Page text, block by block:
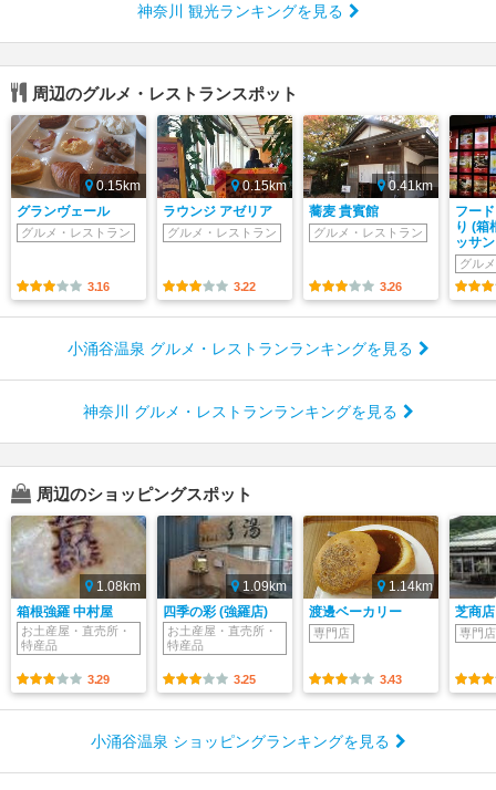
神奈川 観光ランキングを見る
周辺のグルメ・レストランスポット
0.15km
グランヴェール
グルメ・レストラン
3.16
0.15km
ラウンジ アゼリア
グルメ・レストラン
3.22
0.41km
蕎麦 貴賓館
グルメ・レストラン
3.26
フー
り (箱
ッサ
グル
小涌谷温泉 グルメ・レストランランキングを見る
神奈川 グルメ・レストランランキングを見る
周辺のショッピングスポット
1.08km
箱根強羅 中村屋
お土産屋・直売所・
特産品
3.29
1.09km
四季の彩 (強羅店)
お土産屋・直売所・
特産品
3.25
1.14km
渡邊ベーカリー
専門店
3.43
芝商店
専門店
小涌谷温泉 ショッピングランキングを見る